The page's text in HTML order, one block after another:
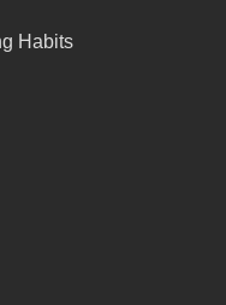
Habits